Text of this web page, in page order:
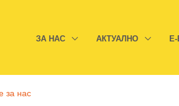
ЗА НАС АКТУАЛНО
за нас